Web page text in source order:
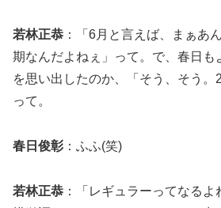
若林正恭 ：「6月と言えば、まぁあ
期なんだよねぇ」って。で、春日も
を思い出したのか、「そう、そう。
って。
春日俊彰 ：ふふ(笑)
若林正恭 ：「レギュラーってなる